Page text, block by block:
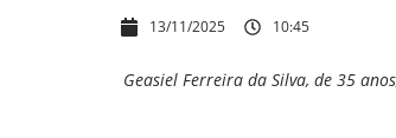
13/11/2025 10:45
Geasiel Ferreira da Silva, de 35